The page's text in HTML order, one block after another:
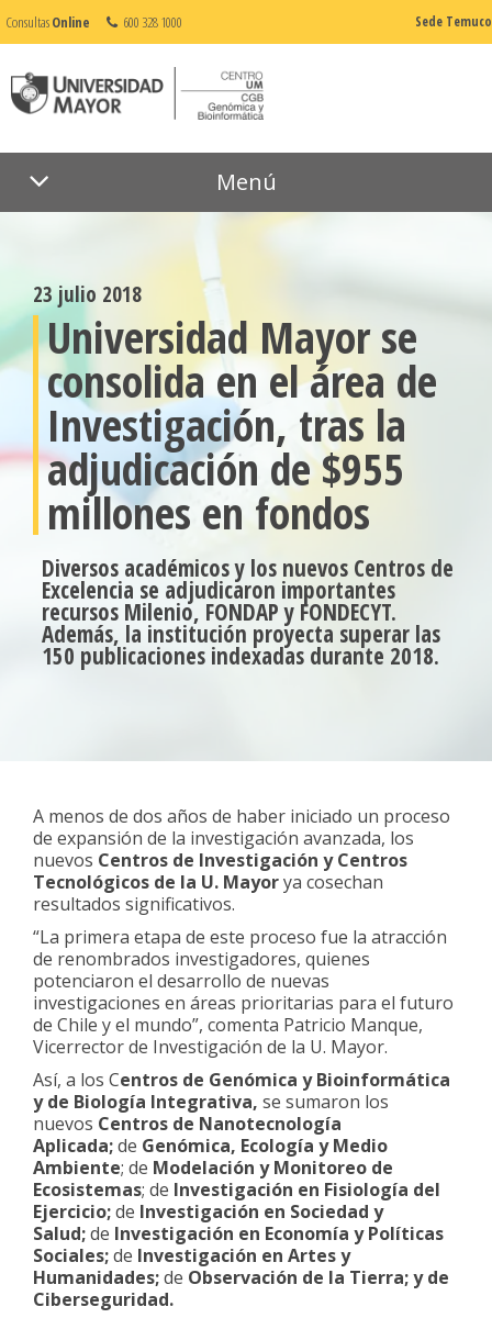
ConsultasOnline 600 328 1000 Sede Temuco
Menú
23 julio 2018
Universidad Mayor se
consolida en el área de
Investigación, tras la
adjudicación de $955
millones en fondos
Diversos académicos y los nuevos Centros de
Excelencia se adjudicaron importantes
recursos Milenio, FONDAP y FONDECYT.
Además, la institución proyecta superar las
150 publicaciones indexadas durante 2018.
A menos de dos años de haber iniciado un proceso
de expansión de la investigación avanzada, los
nuevos Centros de Investigación y Centros
Tecnológicos de la U. Mayorya cosechan
resultados significativos.
“La primera etapa de este proceso fue la atracción
de renombrados investigadores, quienes
potenciaron el desarrollo de nuevas
investigaciones en áreas prioritarias para el futuro
de Chile y el mundo”, comenta Patricio Manque,
Vicerrector de Investigación de la U. Mayor.
Así, a los Centros de Genómica y Bioinformática
y de Biología Integrativa, se sumaron los
nuevos Centros de Nanotecnología
Aplicada;de Genómica, Ecología y Medio
Ambiente; de Modelación y Monitoreo de
Ecosistemas; de Investigación en Fisiología del
Ejercicio;de Investigación en Sociedad y
Salud;de Investigación en Economía y Políticas
Sociales;de Investigación en Artes y
Humanidades;de Observación de la Tierra; y de
Ciberseguridad.